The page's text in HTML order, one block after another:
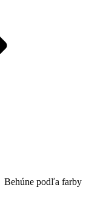
Behúne podľa farby